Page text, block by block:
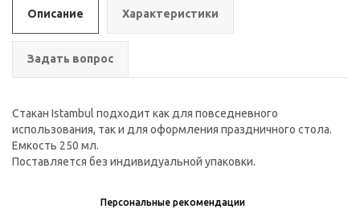
Описание Характеристики
Задать вопрос
Стакан Istambul подходит как для повседневного
использования, так и для оформления праздничного стола.
Емкость 250 мл.
Поставляется без индивидуальной упаковки.
Персональные рекомендации